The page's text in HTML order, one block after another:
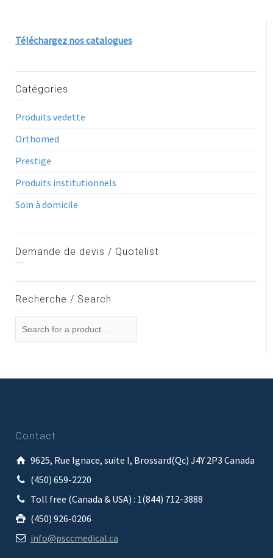
Téléchargez nos catalogues
Catégories
Produits vedette
Orthomed
Prestige
Produits institutionnels
Soin à domicile
Demande de devis / Quotelist
Recherche / Search
Contact
9625, Rue Ignace, suite I, Brossard(Qc) J4Y 2P3 Canada
(450) 659-2220
Toll free (Canada & USA) : 1(844) 712-3888
(450) 926-0206
info@psccmedical.ca